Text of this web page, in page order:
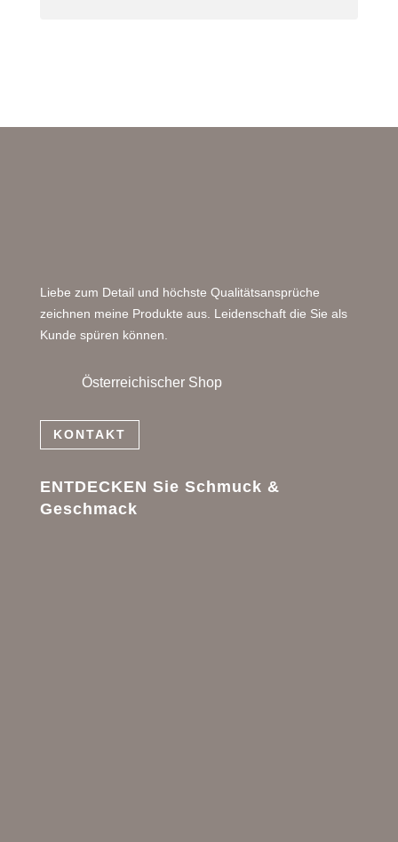
Liebe zum Detail und höchste Qualitätsansprüche
zeichnen meine Produkte aus. Leidenschaft die Sie als
Kunde spüren können.
Österreichischer Shop
KONTAKT
ENTDECKEN Sie Schmuck &
Geschmack